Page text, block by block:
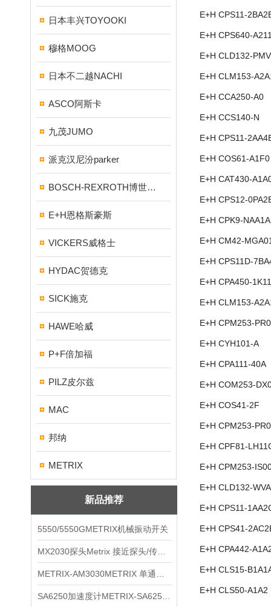
日本丰兴TOYOOKI
穆格MOOG
日本不二越NACHI
ASCO阿斯卡
九茂JUMO
派克汉尼汾parker
BOSCH-REXROTH博世力士乐
E+H恩格斯豪斯
VICKERS威格士
HYDAC贺德克
SICK施克
HAWE哈威
P+F倍加福
PILZ皮尔兹
MAC
邦纳
METRIX
新品推荐
5550/5550GMETRIX机械振动开关
E+H CPS11-
E+H CPS640-
E+H CLD132-
E+H CLM153-
E+H CCA250-A0
E+H CCS140-N
E+H CPS11-
E+H COS61-A1F0
E+H CAT430-
E+H CPS12-
E+H CPK9-NAA1A
E+H CM42-
E+H CPS11D-
E+H CPA450-
E+H CLM153-
E+H CPM253-
E+H CYH101-A
E+H CPA111-40A
E+H COM253-
E+H COS41-2F
E+H CPM253-
E+H CPF81-
E+H CPM253-
E+H CLD132-
E+H CPS11-
E+H CPS41-
E+H CPA442-
E+H CLS15-
E+H CLS50-A1A2